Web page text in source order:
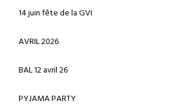
14 juin fête de la GVI
AVRIL 2026
BAL 12 avril 26
PYJAMA PARTY